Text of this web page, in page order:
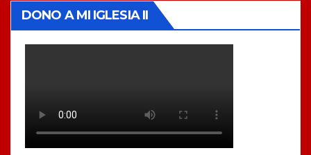
DONO A MI IGLESIA II